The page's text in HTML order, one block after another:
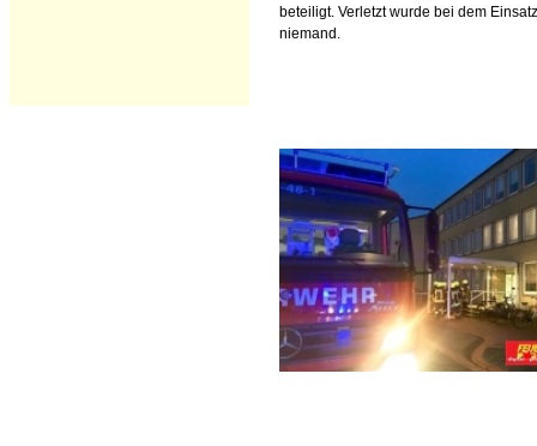
beteiligt. Verletzt wurde bei dem Einsatz
niemand.